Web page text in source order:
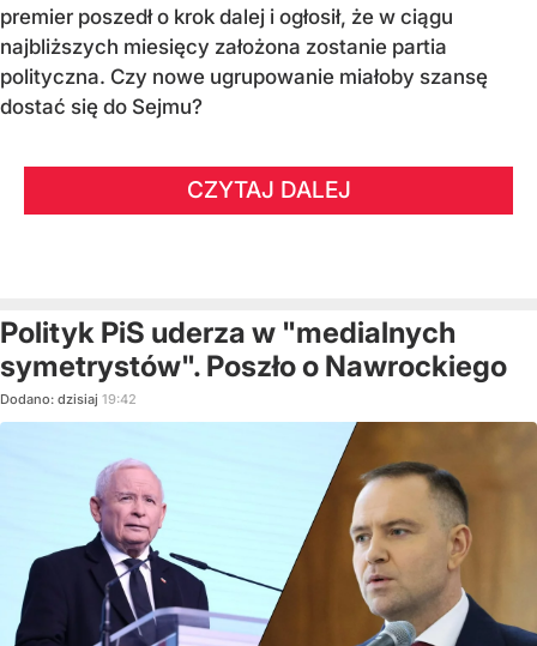
premier poszedł o krok dalej i ogłosił, że w ciągu
najbliższych miesięcy założona zostanie partia
polityczna. Czy nowe ugrupowanie miałoby szansę
dostać się do Sejmu?
CZYTAJ DALEJ
Polityk PiS uderza w "medialnych
symetrystów". Poszło o Nawrockiego
Dodano: dzisiaj 19:42